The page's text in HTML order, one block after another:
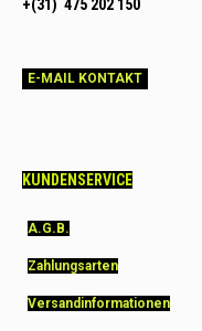
+(31) 475 202 150
E-MAIL KONTAKT
KUNDENSERVICE
A.G.B.
Zahlungsarten
Versandinformationen